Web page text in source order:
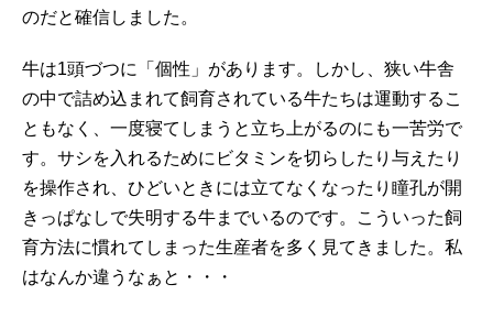
のだと確信しました。
牛は1頭づつに「個性」があります。しかし、狭い牛舎
の中で詰め込まれて飼育されている牛たちは運動するこ
ともなく、一度寝てしまうと立ち上がるのにも一苦労で
す。サシを入れるためにビタミンを切らしたり与えたり
を操作され、ひどいときには立てなくなったり瞳孔が開
きっぱなしで失明する牛までいるのです。こういった飼
育方法に慣れてしまった生産者を多く見てきました。私
はなんか違うなぁと・・・